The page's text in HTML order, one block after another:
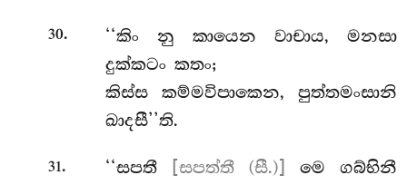
30.
‘‘කිං නු කායෙන වාචාය, මනසා
දුක්කටං කතං;
කිස්ස කම්මවිපාකෙන, පුත්තමංසානි
ඛාදසී’’ති.
31. ‘‘සපතී [සපත්තී (සී.)]
මෙ ගබ්භිනී